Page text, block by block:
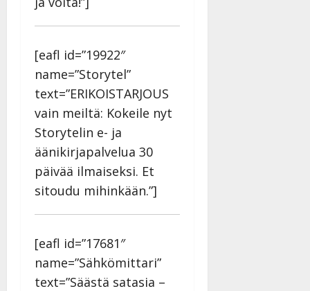
[eafl id=”19922″
name=”Storytel”
text=”ERIKOISTARJOUS
vain meiltä: Kokeile nyt
Storytelin e- ja
äänikirjapalvelua 30
päivää ilmaiseksi. Et
sitoudu mihinkään.”]
[eafl id=”17681″
name=”Sähkömittari”
text=”Säästä satasia –